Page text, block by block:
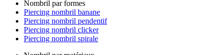
Nombril par formes
Piercing nombril banane
Piercing nombril pendentif
Piercing nombril clicker
Piercing nombril spirale